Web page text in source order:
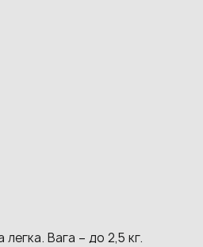
Вага – до 2,5 кг.